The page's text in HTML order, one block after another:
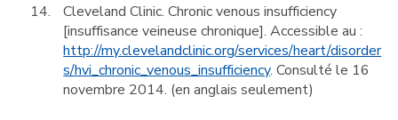
Cleveland Clinic. Chronic venous insufficiency
[insuffisance veineuse chronique]. Accessible au :
http://my.clevelandclinic.org/services/heart/disorder
s/hvi_chronic_venous_insufficiency. Consulté le 16
novembre 2014. (en anglais seulement)